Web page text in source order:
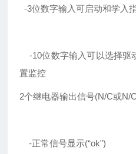
-3位数字输入可启动和学入
-10位数字输入可以选择驱
置监控
2个继电器输出信号(N/C或N/
-正常信号显示(“ok")